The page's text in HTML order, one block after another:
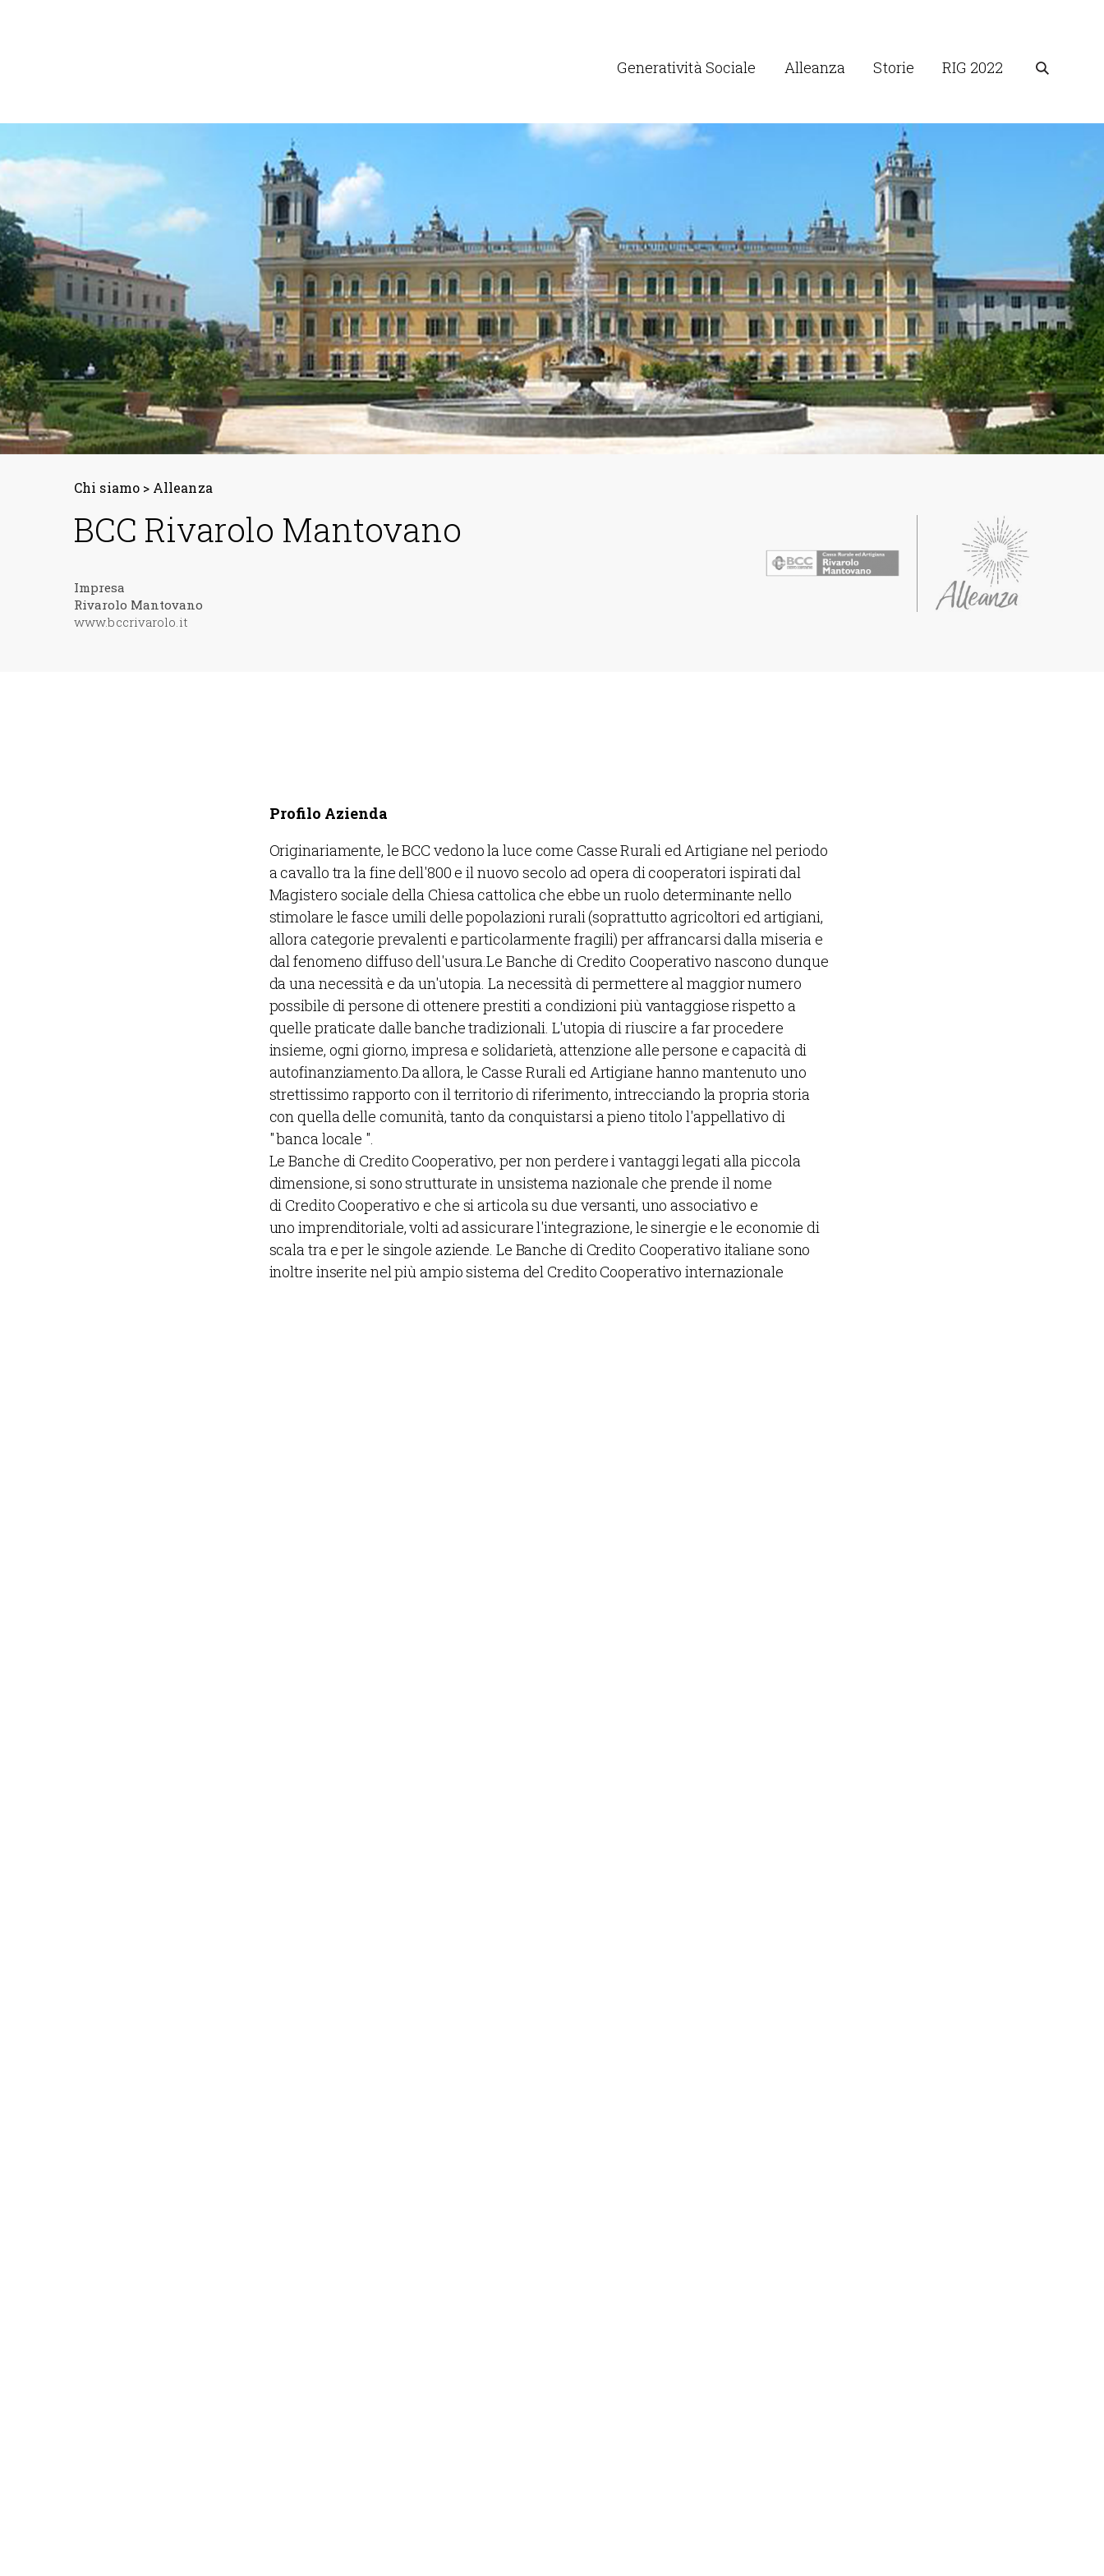
Generatività Sociale Alleanza Storie RIG 2022
Chi siamo> Alleanza
BCC Rivarolo Mantovano
Impresa
Rivarolo Mantovano
www.bccrivarolo.it
Profilo Azienda
Originariamente, le BCC vedono la luce come Casse Rurali ed Artigiane nel periodo
a cavallo tra la fine dell'800 e il nuovo secolo ad opera di cooperatori ispirati dal
Magistero sociale della Chiesa cattolica che ebbe un ruolo determinante nello
stimolare le fasce umili delle popolazioni rurali (soprattutto agricoltori ed artigiani,
allora categorie prevalenti e particolarmente fragili) per affrancarsi dalla miseria e
dal fenomeno diffuso dell'usura.Le Banche di Credito Cooperativo nascono dunque
da una necessità e da un'utopia. La necessità di permettere al maggior numero
possibile di persone di ottenere prestiti a condizioni più vantaggiose rispetto a
quelle praticate dalle banche tradizionali. L'utopia di riuscire a far procedere
insieme, ogni giorno, impresa e solidarietà, attenzione alle persone e capacità di
autofinanziamento.Da allora, le Casse Rurali ed Artigiane hanno mantenuto uno
strettissimo rapporto con il territorio di riferimento, intrecciando la propria storia
con quella delle comunità, tanto da conquistarsi a pieno titolo l'appellativo di
" banca locale ".
Le Banche di Credito Cooperativo, per non perdere i vantaggi legati alla piccola
dimensione, si sono strutturate in unsistema nazionale che prende il nome
di Credito Cooperativo e che si articola su due versanti, uno associativo e
uno imprenditoriale, volti ad assicurare l'integrazione, le sinergie e le economie di
scala tra e per le singole aziende. Le Banche di Credito Cooperativo italiane sono
inoltre inserite nel più ampio sistema del Credito Cooperativo internazionale